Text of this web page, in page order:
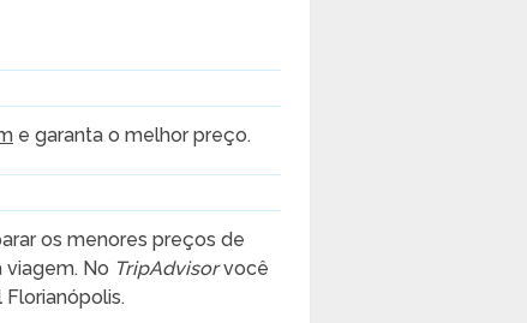
e garanta o melhor preço.
os menores preços de
viagem. No TripAdvisorvocê